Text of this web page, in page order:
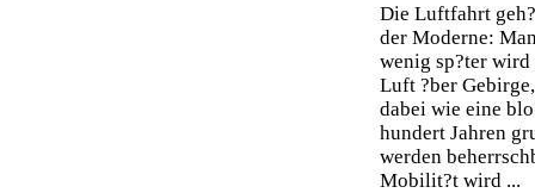
Die Luftfahrt
der Moderne:
wenig sp?ter wird
Luft ?ber
dabei wie eine
hundert Jahren
werden
Mobilit?t wird ...